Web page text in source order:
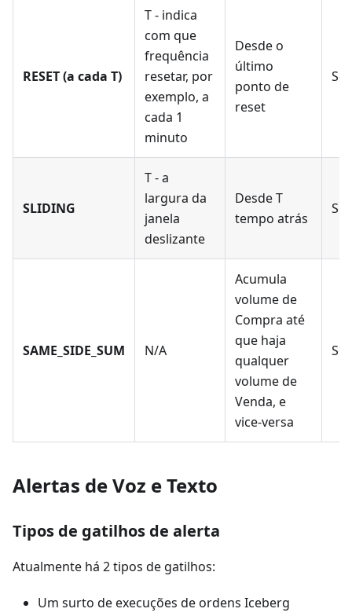
RESET (a cada T)
T - indica
com que
frequência
resetar, por
exemplo, a
cada 1
minuto
Desde o
último
ponto de
reset
SLIDING
T - a
largura da
janela
deslizante
Desde T
tempo atrás
SAME_SIDE_SUM N/A
Acumula
volume de
Compra até
que haja
qualquer
volume de
Venda, e
vice-versa
Alertas de Voz e Texto
Tipos de gatilhos de alerta
Atualmente há 2 tipos de gatilhos:
Um surto de execuções de ordens Iceberg